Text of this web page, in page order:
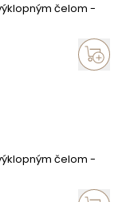
čelom -
čelom -